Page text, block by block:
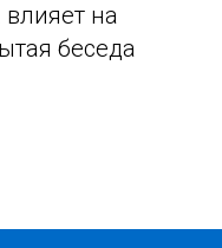
на
беседа